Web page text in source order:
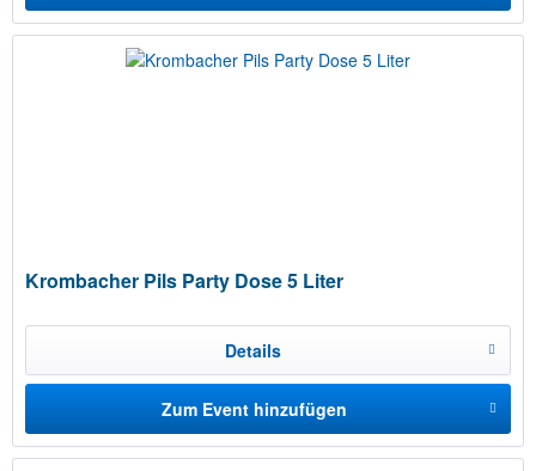
Krombacher Pils Party Dose 5 Liter
Details
Zum Event hinzufügen